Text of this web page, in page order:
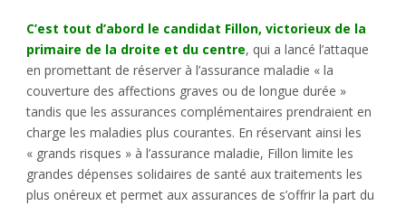
C’est tout d’abord le candidat Fillon, victorieux de la
primaire de la droite et du centre, qui a lancé l’attaque
en promettant de réserver à l’assurance maladie « la
couverture des affections graves ou de longue durée »
tandis que les assurances complémentaires prendraient en
charge les maladies plus courantes. En réservant ainsi les
« grands risques » à l’assurance maladie, Fillon limite les
grandes dépenses solidaires de santé aux traitements les
plus onéreux et permet aux assurances de s’offrir la part du